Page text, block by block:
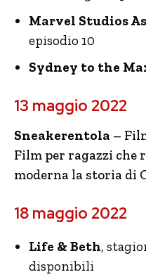
Marvel Studios
episodio 10
Sydney to the
13 maggio 2022
Sneakerentola –
Film per ragazzi
moderna la storia di
18 maggio 2022
Life & Beth,
disponibili